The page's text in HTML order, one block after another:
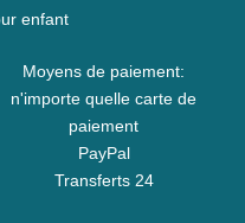
enfant
Moyens de paiement:
n'importe quelle carte de
paiement
PayPal
Transferts 24